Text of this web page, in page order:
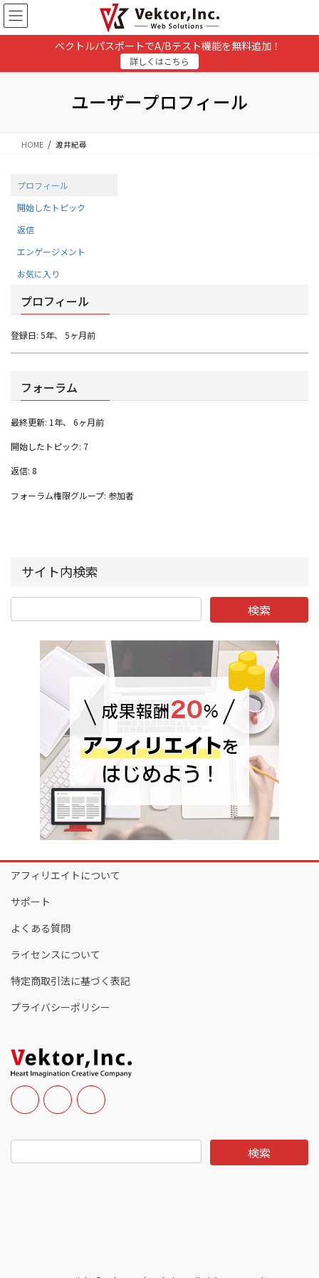
コ
ン
テ
ナ
ビ
ゲ
ベクトルパスポートでA/Bテスト機能を無料追加！
詳しくはこちら
ユーザープロフィール
HOME 渡井紀尋
プロフィール
開始したトピック
返信
エンゲージメント
お気に入り
プロフィール
登録日: 5年、 5ヶ月前
フォーラム
最終更新: 1年、 6ヶ月前
開始したトピック: 7
返信: 8
フォーラム権限グループ: 参加者
サイト内検索
アフィリエイトについて
サポート
よくある質問
ライセンスについて
特定商取引法に基づく表記
プライバシーポリシー